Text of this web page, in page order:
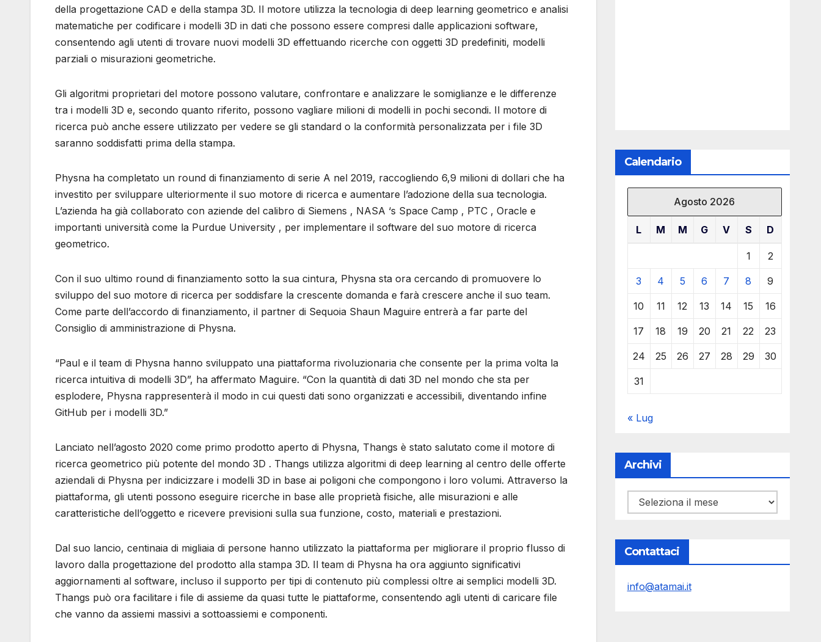
della progettazione CAD e della stampa 3D. Il motore utilizza la tecnologia di deep learning geometrico e analisi
matematiche per codificare i modelli 3D in dati che possono essere compresi dalle applicazioni software,
consentendo agli utenti di trovare nuovi modelli 3D effettuando ricerche con oggetti 3D predefiniti, modelli
parziali o misurazioni geometriche.
Gli algoritmi proprietari del motore possono valutare, confrontare e analizzare le somiglianze e le differenze
tra i modelli 3D e, secondo quanto riferito, possono vagliare milioni di modelli in pochi secondi. Il motore di
ricerca può anche essere utilizzato per vedere se gli standard o la conformità personalizzata per i file 3D
saranno soddisfatti prima della stampa.
Physna ha completato un round di finanziamento di serie A nel 2019, raccogliendo 6,9 milioni di dollari che ha
investito per sviluppare ulteriormente il suo motore di ricerca e aumentare l’adozione della sua tecnologia.
L’azienda ha già collaborato con aziende del calibro di Siemens , NASA ‘s Space Camp , PTC , Oracle e
importanti università come la Purdue University , per implementare il software del suo motore di ricerca
geometrico.
Con il suo ultimo round di finanziamento sotto la sua cintura, Physna sta ora cercando di promuovere lo
sviluppo del suo motore di ricerca per soddisfare la crescente domanda e farà crescere anche il suo team.
Come parte dell’accordo di finanziamento, il partner di Sequoia Shaun Maguire entrerà a far parte del
Consiglio di amministrazione di Physna.
“Paul e il team di Physna hanno sviluppato una piattaforma rivoluzionaria che consente per la prima volta la
ricerca intuitiva di modelli 3D”, ha affermato Maguire. “Con la quantità di dati 3D nel mondo che sta per
esplodere, Physna rappresenterà il modo in cui questi dati sono organizzati e accessibili, diventando infine
GitHub per i modelli 3D.”
Lanciato nell’agosto 2020 come primo prodotto aperto di Physna, Thangs è stato salutato come il motore di
ricerca geometrico più potente del mondo 3D . Thangs utilizza algoritmi di deep learning al centro delle offerte
aziendali di Physna per indicizzare i modelli 3D in base ai poligoni che compongono i loro volumi. Attraverso la
piattaforma, gli utenti possono eseguire ricerche in base alle proprietà fisiche, alle misurazioni e alle
caratteristiche dell’oggetto e ricevere previsioni sulla sua funzione, costo, materiali e prestazioni.
Dal suo lancio, centinaia di migliaia di persone hanno utilizzato la piattaforma per migliorare il proprio flusso di
lavoro dalla progettazione del prodotto alla stampa 3D. Il team di Physna ha ora aggiunto significativi
aggiornamenti al software, incluso il supporto per tipi di contenuto più complessi oltre ai semplici modelli 3D.
Thangs può ora facilitare i file di assieme da quasi tutte le piattaforme, consentendo agli utenti di caricare file
che vanno da assiemi massivi a sottoassiemi e componenti.
Calendario
Agosto 2026
L M M G V S D
1 2
3 4 5 6 7 8 9
10 11 12 13 14 15 16
17 18 19 20 21 22 23
24 25 26 27 28 29 30
31
« Lug
Archivi
Archivi
Contattaci
info@atamai.it